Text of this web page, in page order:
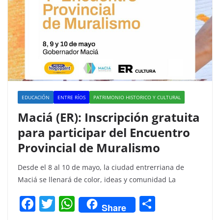
EDUCACIÓN ENTRE RÍOS PATRIMONIO HISTORICO Y CULTURAL
Maciá (ER): Inscripción gratuita
para participar del Encuentro
Provincial de Muralismo
Desde el 8 al 10 de mayo, la ciudad entrerriana de
Maciá se llenará de color, ideas y comunidad La
F T W Share